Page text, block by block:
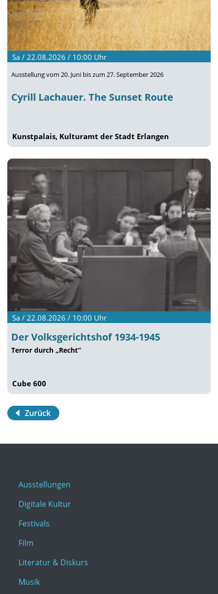
Sa / 22.08.2026 / 10:00 Uhr
Ausstellung vom 20. Juni bis zum 27. September 2026
Cyrill Lachauer. The Sunset Route
Kunstpalais, Kulturamt der Stadt Erlangen
Sa / 22.08.2026 / 10:00 Uhr
Der Volksgerichtshof 1934-1945
Terror durch „Recht“
Cube 600
Zurück
Ausstellungen
Digitale Kultur
Festivals
Film
Literatur & Diskurs
Musik